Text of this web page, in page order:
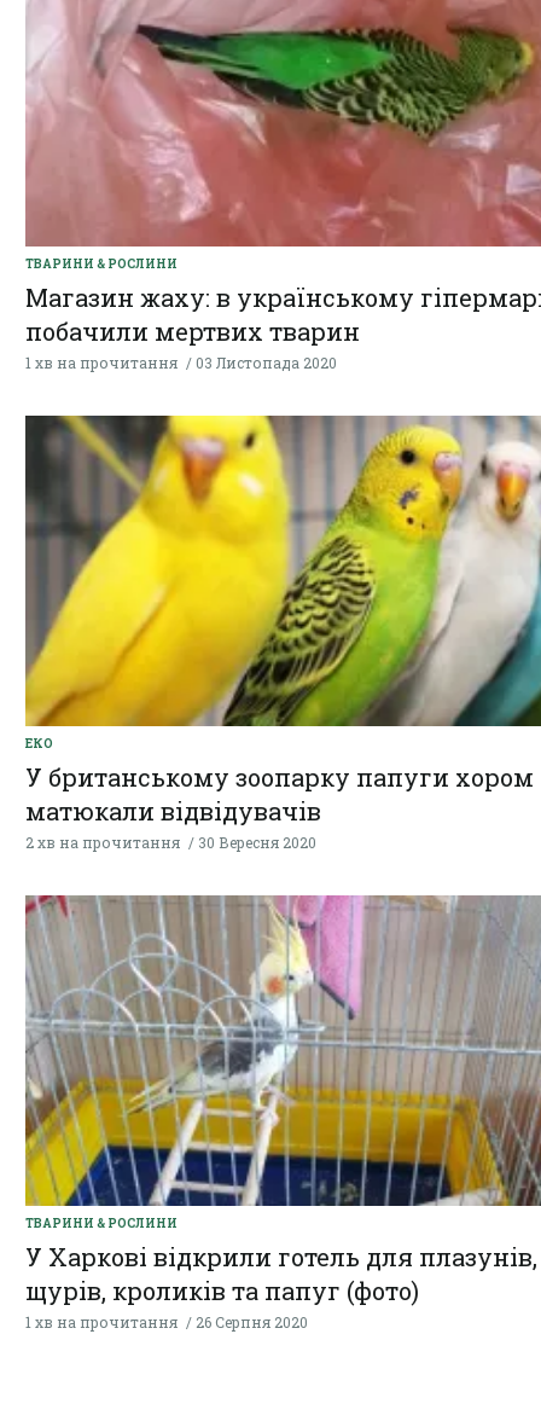
ТВАРИНИ & РОСЛИНИ
Магазин жаху: в українському
побачили мертвих тварин
1 хв на прочитання 03 Листопада 2020
ЕКО
У британському зоопарку папуги хором
матюкали відвідувачів
2 хв на прочитання 30 Вересня 2020
ТВАРИНИ & РОСЛИНИ
У Харкові відкрили готель для плазунів,
щурів, кроликів та папуг (фото)
1 хв на прочитання 26 Серпня 2020